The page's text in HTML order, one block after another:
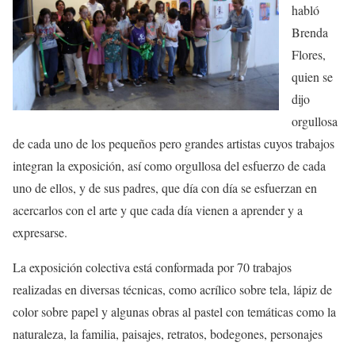
habló
Brenda
Flores,
quien se
dijo
orgullosa
de cada uno de los pequeños pero grandes artistas cuyos trabajos
integran la exposición, así como orgullosa del esfuerzo de cada
uno de ellos, y de sus padres, que día con día se esfuerzan en
acercarlos con el arte y que cada día vienen a aprender y a
expresarse.
La exposición colectiva está conformada por 70 trabajos
realizadas en diversas técnicas, como acrílico sobre tela, lápiz de
color sobre papel y algunas obras al pastel con temáticas como la
naturaleza, la familia, paisajes, retratos, bodegones, personajes